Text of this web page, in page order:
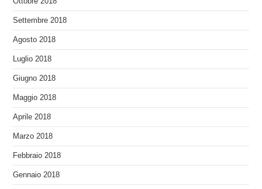
Settembre 2018
Agosto 2018
Luglio 2018
Giugno 2018
Maggio 2018
Aprile 2018
Marzo 2018
Febbraio 2018
Gennaio 2018